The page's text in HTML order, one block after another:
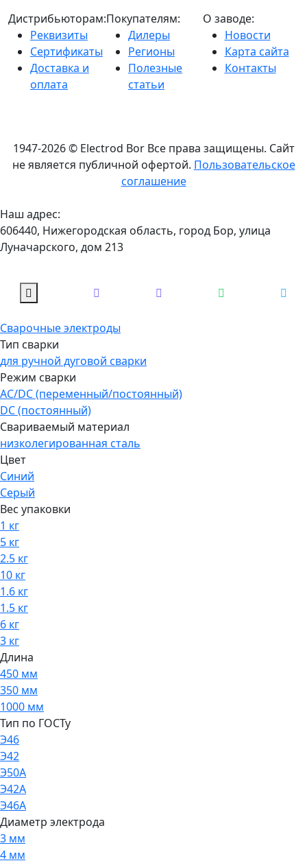
Дистрибьюторам:
Реквизиты
Сертификаты
Доставка и
оплата
Покупателям:
Дилеры
Регионы
Полезные
статьи
О заводе:
Новости
Карта сайта
Контакты
1947-2026 © Electrod Bor Все права защищены. Сайт
не является публичной офертой. Пользовательское
соглашение
Наш адрес:
606440, Нижегородская область, город Бор, улица
Луначарского, дом 213
Сварочные электроды
Тип сварки
для ручной дуговой сварки
Режим сварки
AC/DC (переменный/постоянный)
DC (постоянный)
Свариваемый материал
низколегированная сталь
Цвет
Синий
Серый
Вес упаковки
1 кг
5 кг
2.5 кг
10 кг
1.6 кг
1.5 кг
6 кг
3 кг
Длина
450 мм
350 мм
1000 мм
Тип по ГОСТу
Э46
Э42
Э50А
Э42А
Э46А
Диаметр электрода
3 мм
4 мм